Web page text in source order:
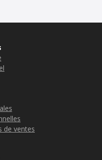
de ventes